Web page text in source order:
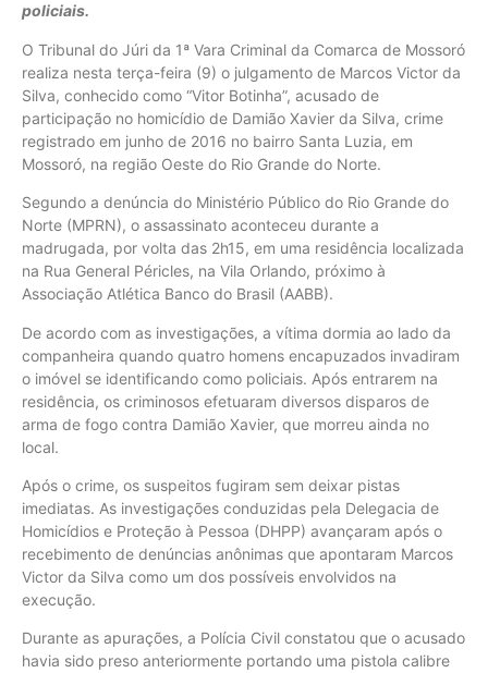
policiais.
O Tribunal do Júri da 1ª Vara Criminal da Comarca de Mossoró
realiza nesta terça-feira (9) o julgamento de Marcos Victor da
Silva, conhecido como “Vitor Botinha”, acusado de
participação no homicídio de Damião Xavier da Silva, crime
registrado em junho de 2016 no bairro Santa Luzia, em
Mossoró, na região Oeste do Rio Grande do Norte.
Segundo a denúncia do Ministério Público do Rio Grande do
Norte (MPRN), o assassinato aconteceu durante a
madrugada, por volta das 2h15, em uma residência localizada
na Rua General Péricles, na Vila Orlando, próximo à
Associação Atlética Banco do Brasil (AABB).
De acordo com as investigações, a vítima dormia ao lado da
companheira quando quatro homens encapuzados invadiram
o imóvel se identificando como policiais. Após entrarem na
residência, os criminosos efetuaram diversos disparos de
arma de fogo contra Damião Xavier, que morreu ainda no
local.
Após o crime, os suspeitos fugiram sem deixar pistas
imediatas. As investigações conduzidas pela Delegacia de
Homicídios e Proteção à Pessoa (DHPP) avançaram após o
recebimento de denúncias anônimas que apontaram Marcos
Victor da Silva como um dos possíveis envolvidos na
execução.
Durante as apurações, a Polícia Civil constatou que o acusado
havia sido preso anteriormente portando uma pistola calibre